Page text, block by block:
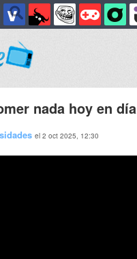
nada hoy en día
el 2 oct 2025, 12:30